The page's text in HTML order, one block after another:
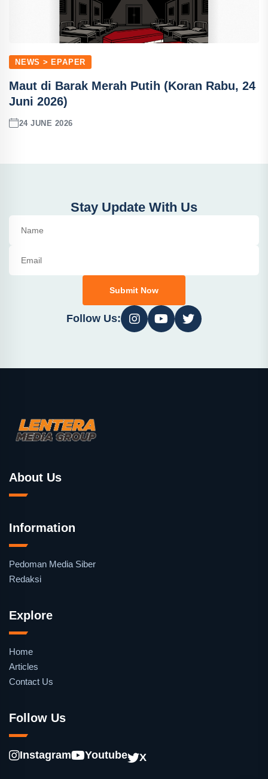
NEWS > EPAPER
Maut di Barak Merah Putih (Koran Rabu, 24
Juni 2026)
24 JUNE 2026
Stay Update With Us
Submit Now
Follow Us:
About Us
Information
Pedoman Media Siber
Redaksi
Explore
Home
Articles
Contact Us
Follow Us
Instagram Youtube X